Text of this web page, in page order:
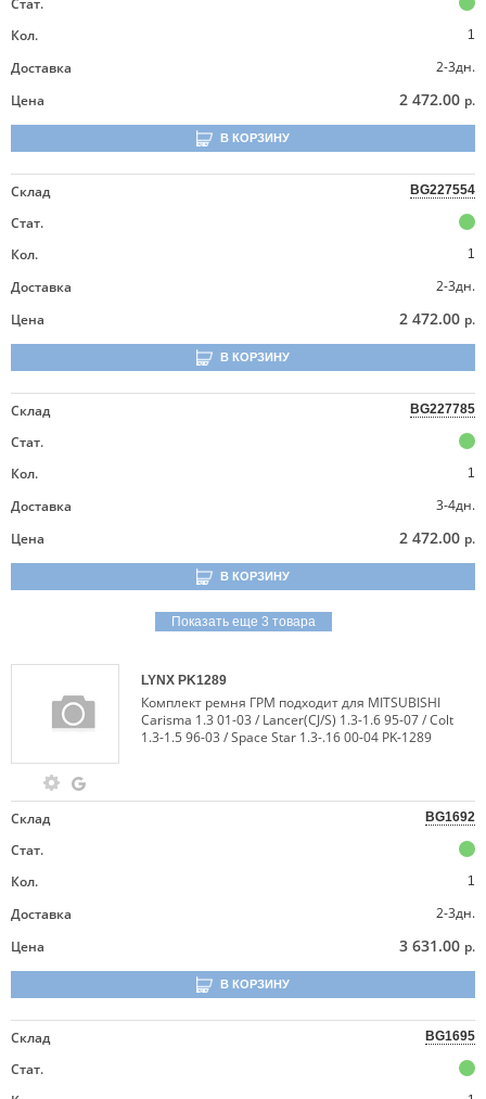
Стат.
Кол.
1
Доставка
2-3дн.
Цена
2 472.00 р.
В КОРЗИНУ
Склад BG227554
Стат.
Кол.
1
Доставка
2-3дн.
Цена
2 472.00 р.
В КОРЗИНУ
Склад BG227785
Стат.
Кол.
1
Доставка
3-4дн.
Цена
2 472.00 р.
В КОРЗИНУ
Показать еще 3 товара
LYNX PK1289
Комплект ремня ГРМ подходит для MITSUBISHI
Carisma 1.3 01-03 / Lancer(CJ/S) 1.3-1.6 95-07 / Colt
1.3-1.5 96-03 / Space Star 1.3-.16 00-04 PK-1289
Склад BG1692
Стат.
Кол.
1
Доставка
2-3дн.
Цена
3 631.00 р.
В КОРЗИНУ
Склад BG1695
Стат.